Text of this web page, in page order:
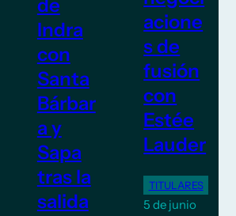
de
Indra
con
Santa
Bárbar
a y
Sapa
tras la
salida
acione
s de
fusión
con
Estée
Lauder
TITULARES
5 de junio